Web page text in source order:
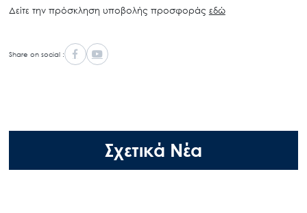
Δείτε την πρόσκληση υποβολής προσφοράς εδώ
Share on social :
Σχετικά Νέα